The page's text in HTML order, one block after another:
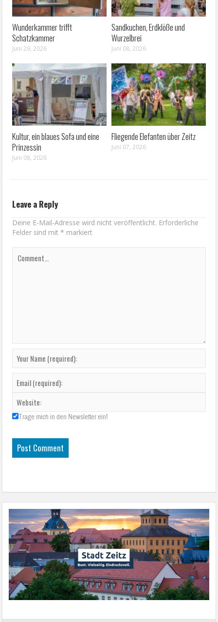
Wunderkammer trifft
Schatzkammer
Juni 29, 2026
Sandkuchen, Erdklöße und
Wurzelbrei
Juni 08, 2026
Kultur, ein blaues Sofa und eine
Prinzessin
Juni 08, 2026
Fliegende Elefanten über Zeitz
Juni 07, 2026
Leave a Reply
Deine E-Mail-Adresse wird nicht veröffentlicht. Erforderliche
Felder sind mit* markiert
Trage mich in den Newsletter ein!